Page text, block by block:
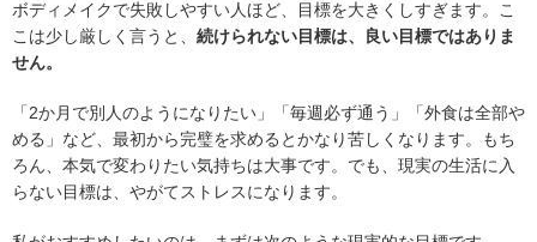
ボディメイクで失敗しやすい人ほど、目標を大きくしすぎます。こ
こは少し厳しく言うと、 続けられない目標は、良い目標ではありま
せん。
「2か月で別人のようになりたい」「毎週必ず通う」「外食は全部や
める」など、最初から完璧を求めるとかなり苦しくなります。もち
ろん、本気で変わりたい気持ちは大事です。でも、現実の生活に入
らない目標は、やがてストレスになります。